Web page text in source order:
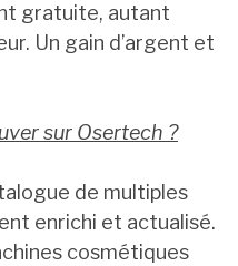
gratuite, autant
Un gain d’argent et
sur Osertech ?
de multiples
enrichi et actualisé.
cosmétiques